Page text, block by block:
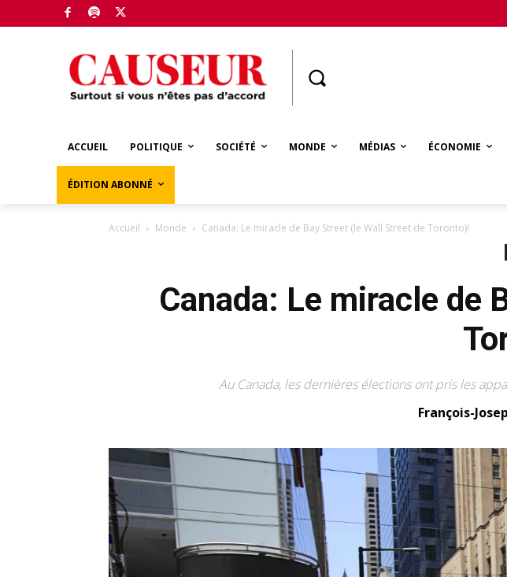
ACCUEIL POLITIQUE SOCIÉTÉ MONDE MÉDIAS ÉCONOMIE
ÉDITION ABONNÉ
Accueil Monde Canada: Le miracle de Bay Street (le Wall Street de Toronto)!
Canada: Le miracle de
Au Canada, les dernières élections ont pris les
François-